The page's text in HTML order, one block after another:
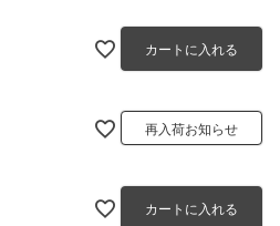
カートに入れる
再入荷お知らせ
カートに入れる